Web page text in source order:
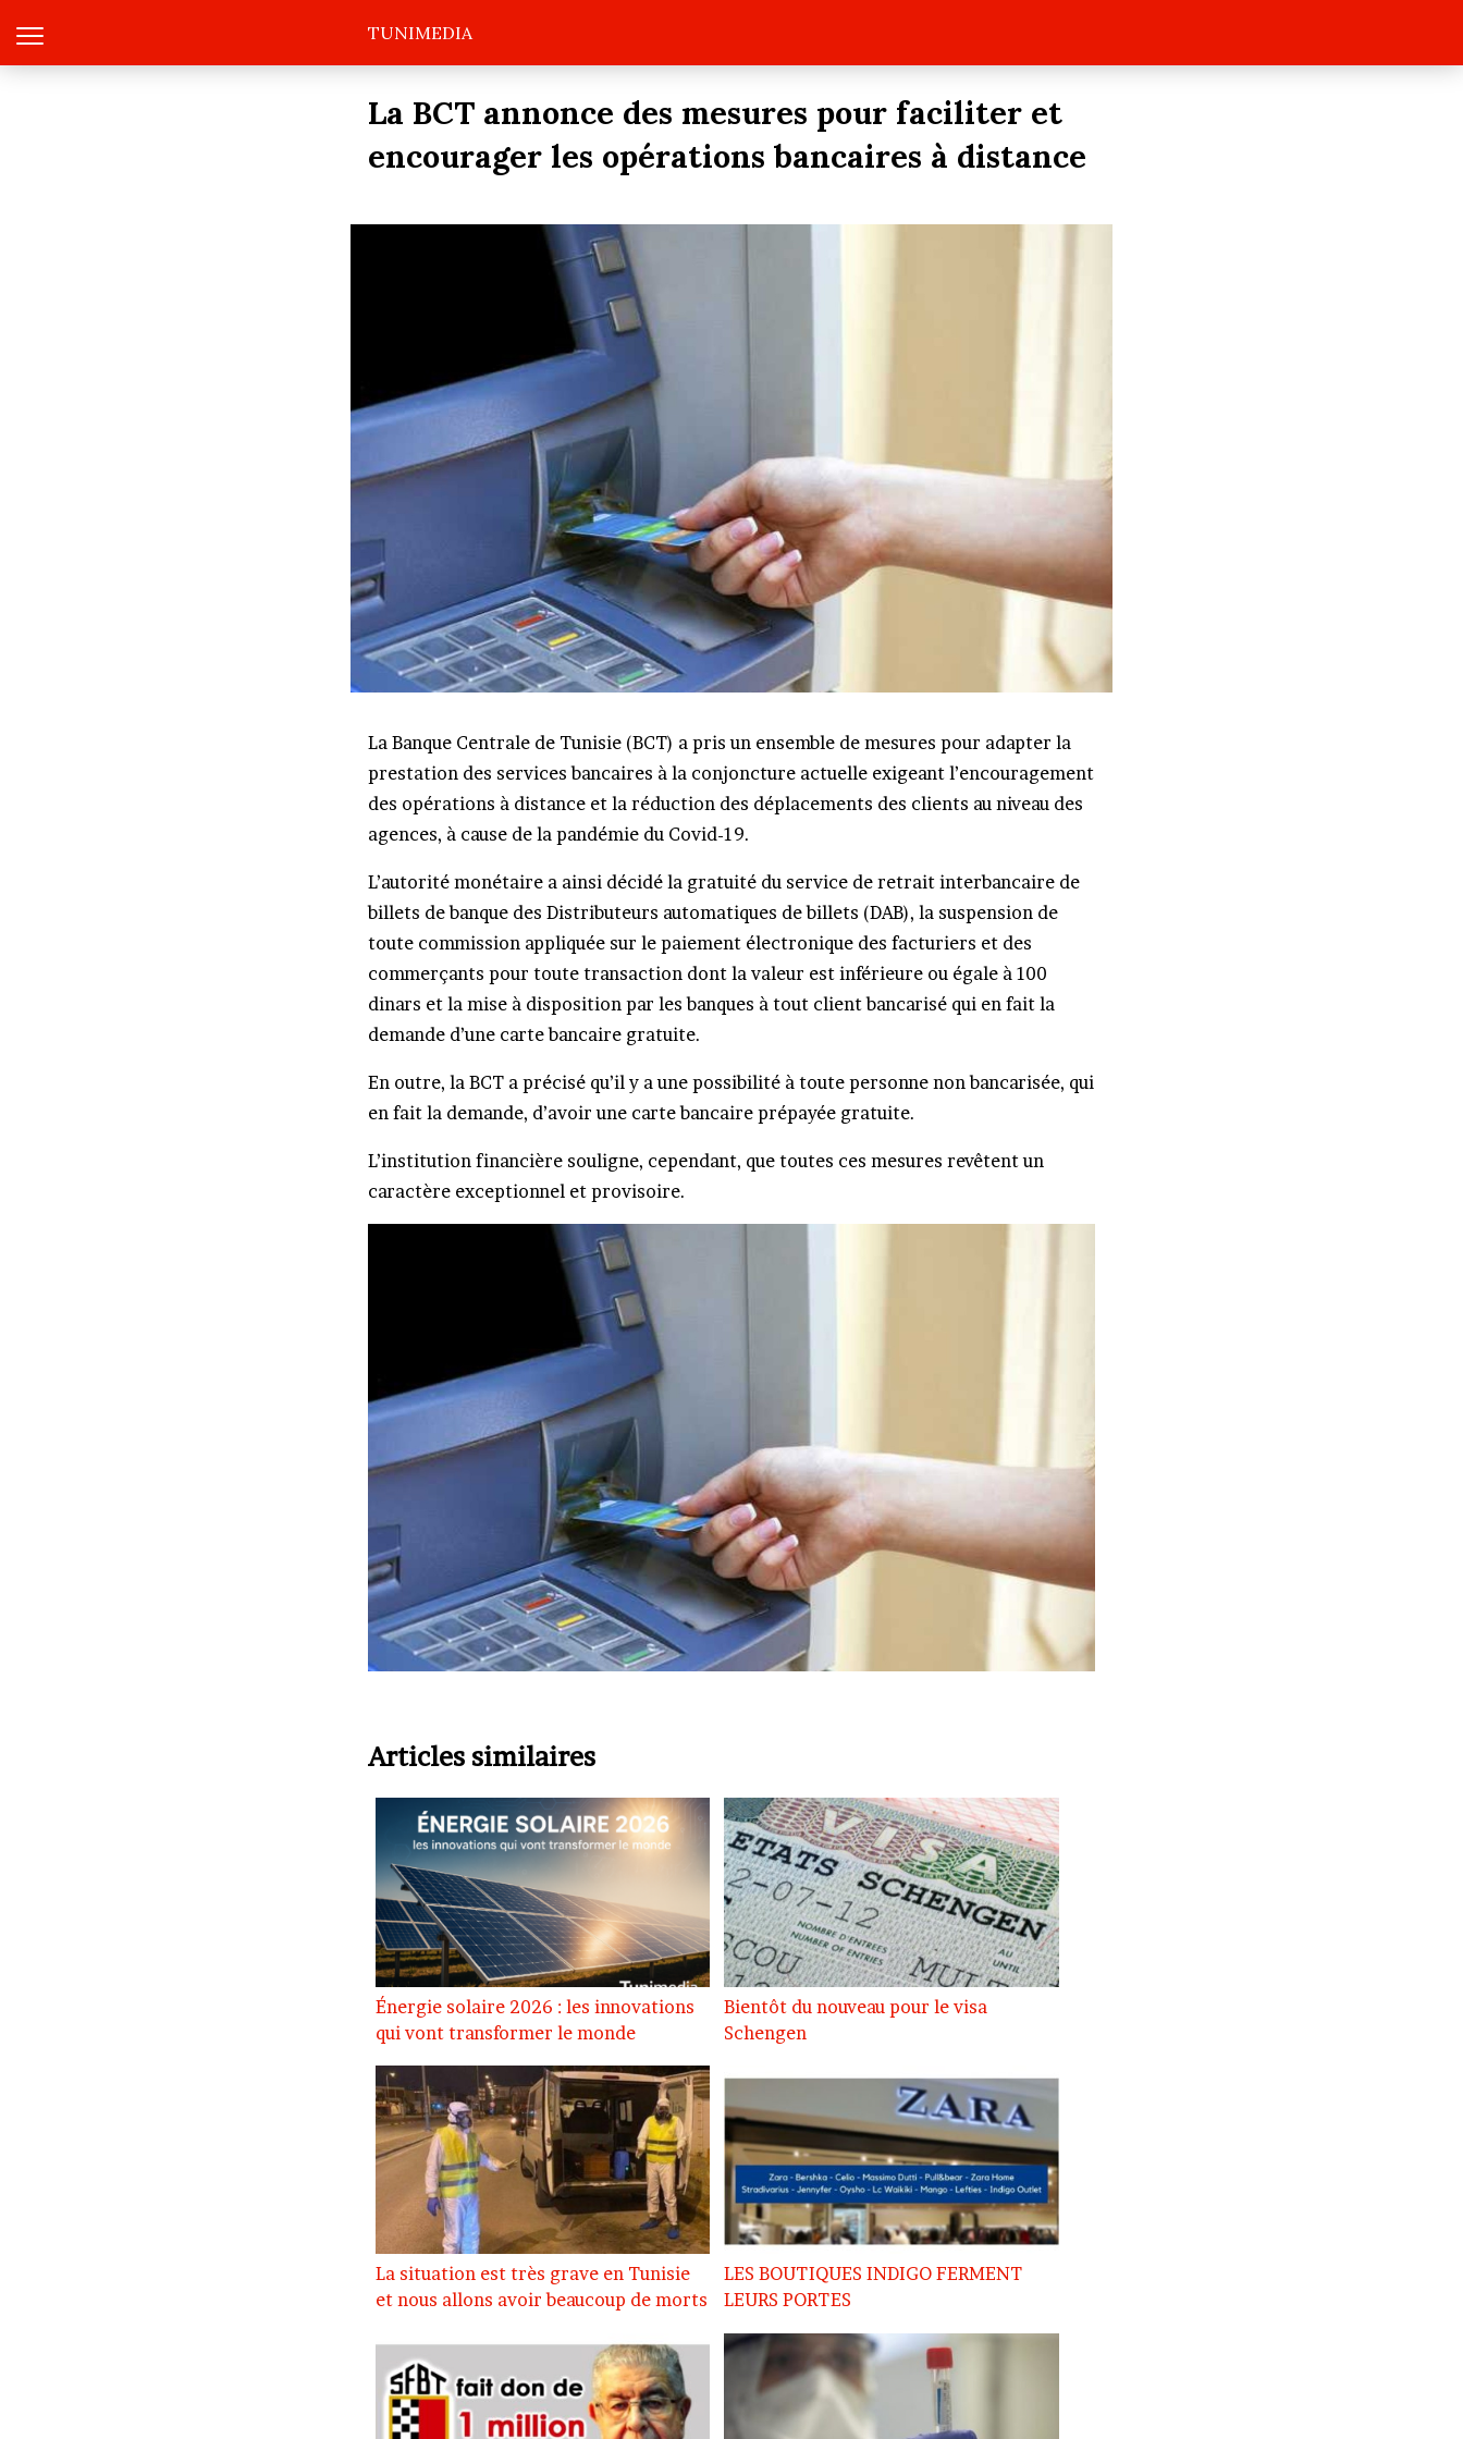
TUNIMEDIA
La BCT annonce des mesures pour faciliter et
encourager les opérations bancaires à distance
La Banque Centrale de Tunisie (BCT) a pris un ensemble de mesures pour adapter la
prestation des services bancaires à la conjoncture actuelle exigeant l’encouragement
des opérations à distance et la réduction des déplacements des clients au niveau des
agences, à cause de la pandémie du Covid-19.
L’autorité monétaire a ainsi décidé la gratuité du service de retrait interbancaire de
billets de banque des Distributeurs automatiques de billets (DAB), la suspension de
toute commission appliquée sur le paiement électronique des facturiers et des
commerçants pour toute transaction dont la valeur est inférieure ou égale à 100
dinars et la mise à disposition par les banques à tout client bancarisé qui en fait la
demande d’une carte bancaire gratuite.
En outre, la BCT a précisé qu’il y a une possibilité à toute personne non bancarisée, qui
en fait la demande, d’avoir une carte bancaire prépayée gratuite.
L’institution financière souligne, cependant, que toutes ces mesures revêtent un
caractère exceptionnel et provisoire.
Articles similaires
Énergie solaire 2026 : les innovations
qui vont transformer le monde
Bientôt du nouveau pour le visa
Schengen
La situation est très grave en Tunisie
et nous allons avoir beaucoup de morts
LES BOUTIQUES INDIGO FERMENT
LEURS PORTES